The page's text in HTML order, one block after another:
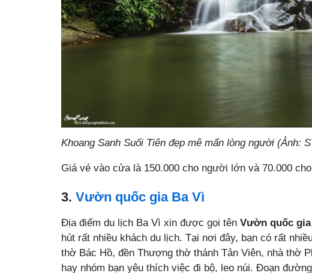
Khoang Sanh Suối Tiên đẹp mê mẩn lòng người (Ảnh:
Giá vé vào cửa là 150.000 cho người lớn và 70.000
3. Vườn quốc gia Ba Vì
Địa điểm du lịch Ba Vì xin được gọi tên Vườn quốc gia
hút rất nhiều khách du lịch. Tại nơi đây, bạn có rất
thờ Bác Hồ, đền Thượng thờ thánh Tản Viên, nhà thờ
hay nhóm bạn yêu thích việc đi bộ, leo núi. Đoạn